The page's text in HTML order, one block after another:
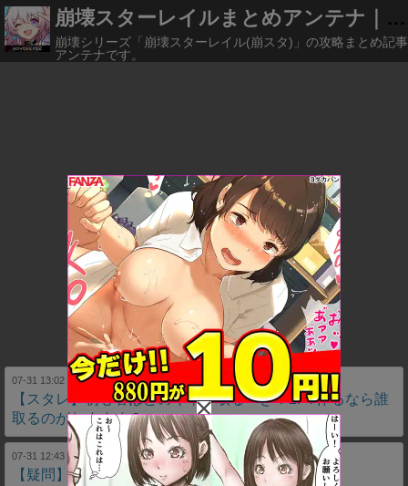
崩壊スターレイルまとめアンテナ｜崩スタ
崩壊シリーズ「崩壊スターレイル(崩スタ)」の攻略まとめ記事
アンテナです。
07-31 13:02 崩壊スターレイルまとめ 星穹列車速報
【スタレ】初心者はどのキャラ取るべき？2PT作るなら誰
取るのがおすすめ？
07-31 12:43 崩スタ攻略まとめGS
【疑問】ロビンの編成は？？